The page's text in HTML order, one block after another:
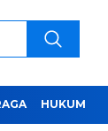
HUKUM